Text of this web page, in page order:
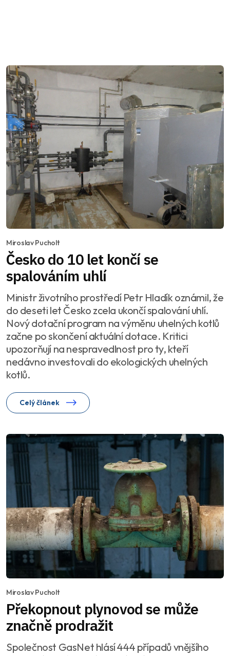
Miroslav Pucholt
Česko do 10 let končí se
spalováním uhlí
Ministr životního prostředí Petr Hladík oznámil, že
do deseti let Česko zcela ukončí spalování uhlí.
Nový dotační program na výměnu uhelných kotlů
začne po skončení aktuální dotace. Kritici
upozorňují na nespravedlnost pro ty, kteří
nedávno investovali do ekologických uhelných
kotlů.
Celý článek
Miroslav Pucholt
Překopnout plynovod se může
značně prodražit
Společnost GasNet hlásí 444 případů vnějšího